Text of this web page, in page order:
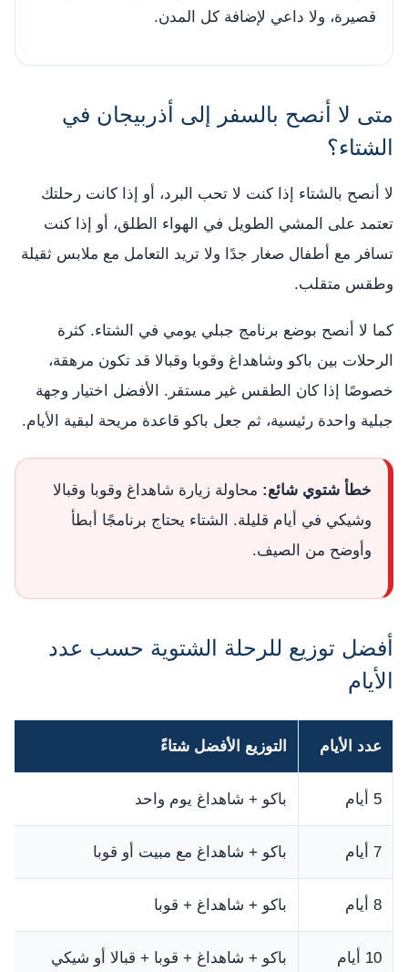
قصيرة، ولا داعي لإضافة كل المدن.
متى لا أنصح بالسفر إلى أذربيجان في
الشتاء؟
لا أنصح بالشتاء إذا كنت لا تحب البرد، أو إذا كانت رحلتك
تعتمد على المشي الطويل في الهواء الطلق، أو إذا كنت
تسافر مع أطفال صغار جدًا ولا تريد التعامل مع ملابس ثقيلة
وطقس متقلب.
كما لا أنصح بوضع برنامج جبلي يومي في الشتاء. كثرة
الرحلات بين باكو وشاهداغ وقوبا وقبالا قد تكون مرهقة،
خصوصًا إذا كان الطقس غير مستقر. الأفضل اختيار وجهة
جبلية واحدة رئيسية، ثم جعل باكو قاعدة مريحة لبقية الأيام.
خطأ شتوي شائع: محاولة زيارة شاهداغ وقوبا وقبالا
وشيكي في أيام قليلة. الشتاء يحتاج برنامجًا أبطأ
وأوضح من الصيف.
أفضل توزيع للرحلة الشتوية حسب عدد
الأيام
عدد الأيام التوزيع الأفضل شتاءً
5 أيام باكو + شاهداغ يوم واحد
7 أيام باكو + شاهداغ مع مبيت أو قوبا
8 أيام باكو + شاهداغ + قوبا
10 أيام باكو + شاهداغ + قوبا + قبالا أو شيكي